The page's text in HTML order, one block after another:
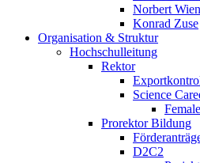
Norbert
Konrad Zuse
Organisation & Struktur
Hochschulleitung
Rektor
Science
Prorektor Bildung
D2C2